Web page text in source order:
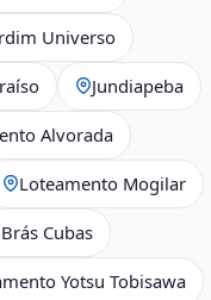
Universo
Jundiapeba
Alvorada
Loteamento Mogilar
Cubas
Yotsu Tobisawa